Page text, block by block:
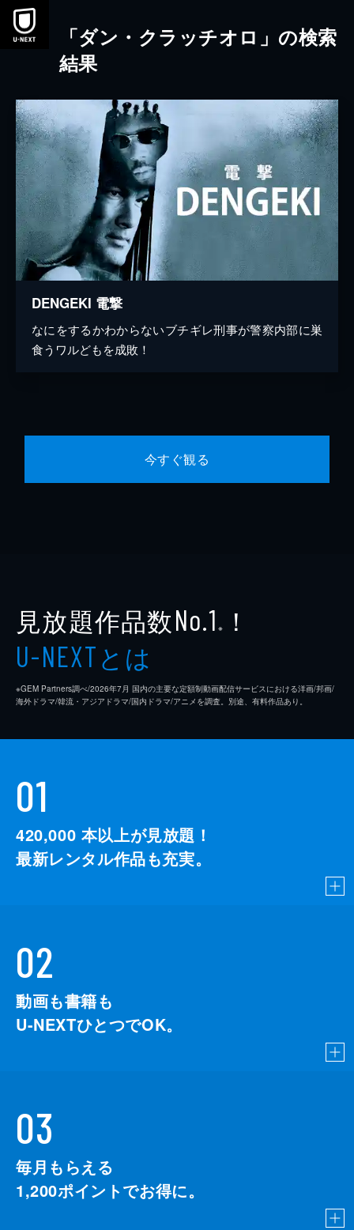
本文へスキップ
「ダン・クラッチオロ」の検索
結果
DENGEKI 電撃
なにをするかわからないブチギレ刑事が警察内部に巣
食うワルどもを成敗！
今すぐ観る
見放題作品数No.1 ※ ！
U-NEXTとは
※GEM Partners調べ/2026年7⽉ 国内の主要な定額制動画配信サービスにおける洋画/邦画/
海外ドラマ/韓流・アジアドラマ/国内ドラマ/アニメを調査。別途、有料作品あり。
01
420,000 本以上が見放題！
最新レンタル作品も充実。
02
動画も書籍も
U-NEXTひとつでOK。
03
毎月もらえる
1,200ポイントでお得に。